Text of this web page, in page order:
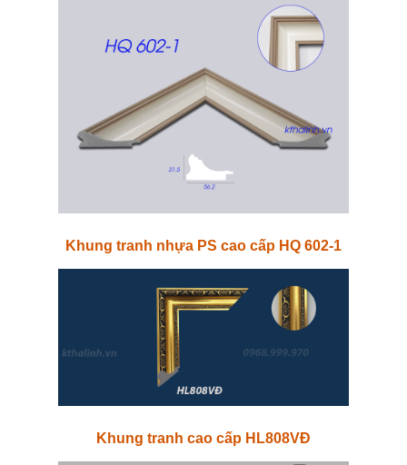
Khung tranh nhựa PS cao cấp HQ 602-1
Khung tranh cao cấp HL808VĐ